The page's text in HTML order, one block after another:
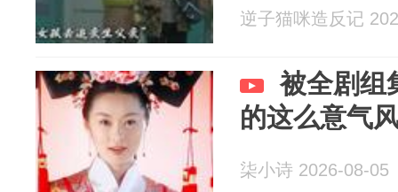
逆子猫咪造反记
被全剧组
的这么意气
柒小诗 2026-08-05